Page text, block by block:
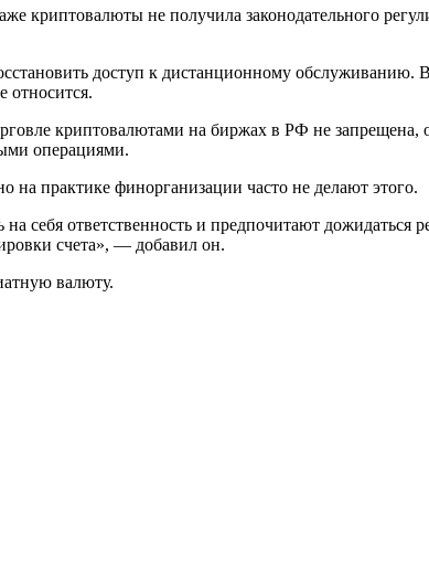
криптовалюты не получила законодательного
доступ к дистанционному обслуживанию.
относится.
криптовалютами на биржах в РФ не запрещена,
операциями.
на практике финорганизации часто не делают этого.
себя ответственность и предпочитают дожидаться
счета», — добавил он.
валюту.